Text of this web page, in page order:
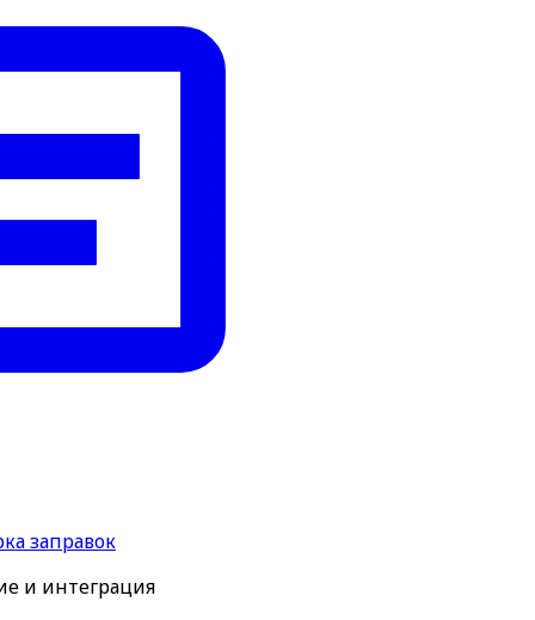
заправок
и интеграция